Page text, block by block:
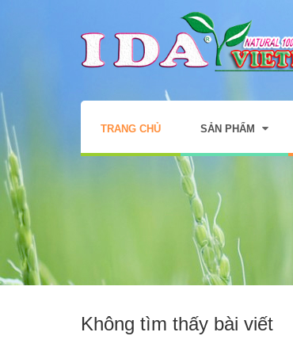
TRANG CHỦ SẢN PHẨM
Không tìm thấy bài viết